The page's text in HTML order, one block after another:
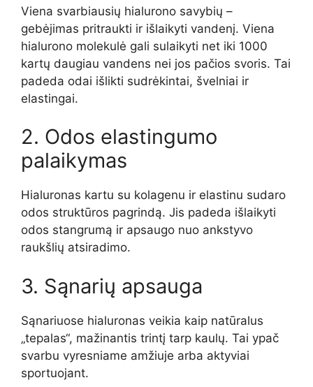
Viena svarbiausių hialurono savybių –
gebėjimas pritraukti ir išlaikyti vandenį. Viena
hialurono molekulė gali sulaikyti net iki 1000
kartų daugiau vandens nei jos pačios svoris. Tai
padeda odai išlikti sudrėkintai, švelniai ir
elastingai.
2. Odos elastingumo
palaikymas
Hialuronas kartu su kolagenu ir elastinu sudaro
odos struktūros pagrindą. Jis padeda išlaikyti
odos stangrumą ir apsaugo nuo ankstyvo
raukšlių atsiradimo.
3. Sąnarių apsauga
Sąnariuose hialuronas veikia kaip natūralus
„tepalas“, mažinantis trintį tarp kaulų. Tai ypač
svarbu vyresniame amžiuje arba aktyviai
sportuojant.